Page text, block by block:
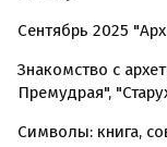
Сентябрь 2025
Знакомство с
Премудрая",
Символы: книга,